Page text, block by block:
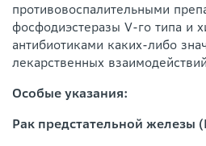
противовоспалительными
фосфодиэстеразы V-го типа и
антибиотиками каких-либо
лекарственных
Особые указания:
Рак предстательной железы